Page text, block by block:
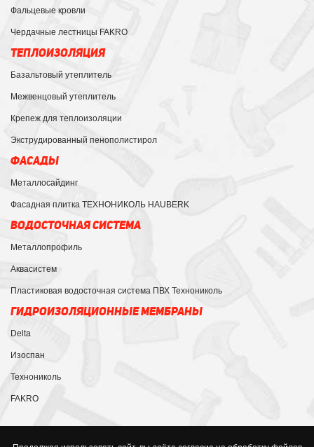
Фальцевые кровли
Чердачные лестницы FAKRO
ТЕПЛОИЗОЛЯЦИЯ
Базальтовый утеплитель
Межвенцовый утеплитель
Крепеж для теплоизоляции
Экструдированный пенополистирол
ФАСАДЫ
Металлосайдинг
Фасадная плитка ТЕХНОНИКОЛЬ HAUBERK
ВОДОСТОЧНАЯ СИСТЕМА
Металлопрофиль
Аквасистем
Пластиковая водосточная система ПВХ Технониколь
ГИДРОИЗОЛЯЦИОННЫЕ МЕМБРАНЫ
Delta
Изоспан
Технониколь
FAKRO